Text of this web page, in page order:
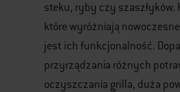
steku, ryby czy szaszłyków.
które wyróżniają
jest ich funkcjonalność.
przyrządzania różnych
oczyszczania grilla, duża